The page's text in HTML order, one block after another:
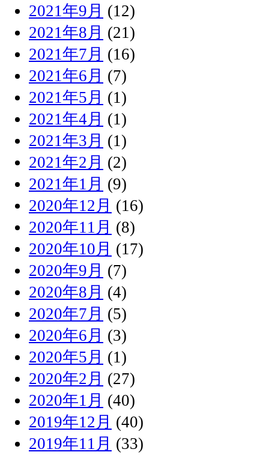
2021年9月 (12)
2021年8月 (21)
2021年7月 (16)
2021年6月 (7)
2021年5月 (1)
2021年4月 (1)
2021年3月 (1)
2021年2月 (2)
2021年1月 (9)
2020年12月 (16)
2020年11月 (8)
2020年10月 (17)
2020年9月 (7)
2020年8月 (4)
2020年7月 (5)
2020年6月 (3)
2020年5月 (1)
2020年2月 (27)
2020年1月 (40)
2019年12月 (40)
2019年11月 (33)